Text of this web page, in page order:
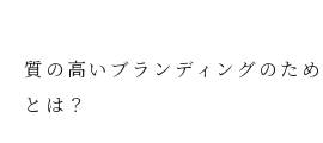
質の高いブランディングのた
とは？